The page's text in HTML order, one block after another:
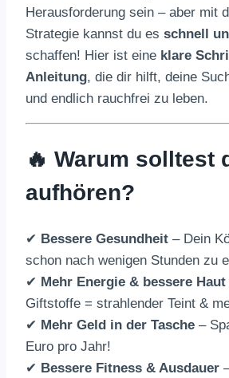
Herausforderung sein – aber mit
Strategie kannst du es schnell
schaffen! Hier ist eine klare
Anleitung, die dir hilft, deine
und endlich rauchfrei zu leben.
🔥 Warum solltest
aufhören?
✔ Bessere Gesundheit – Dein
schon nach wenigen Stunden zu
✔ Mehr Energie & bessere Haut
Giftstoffe = strahlender Teint &
✔ Mehr Geld in der Tasche –
Euro pro Jahr!
✔ Bessere Fitness & Ausdauer